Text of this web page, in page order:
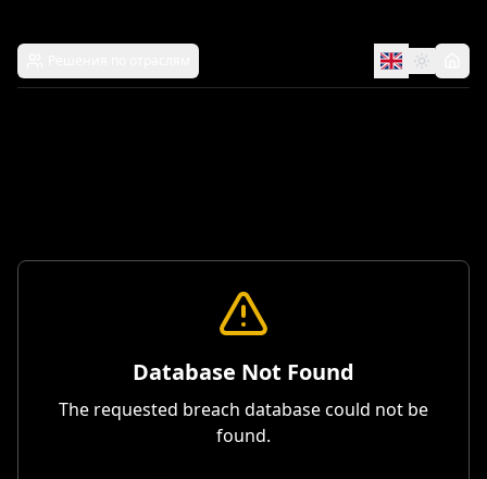
Database Not Found
The requested breach database could not be
found.